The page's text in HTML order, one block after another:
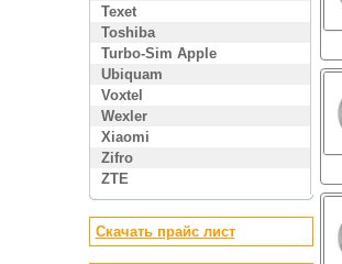
Texet
Toshiba
Turbo-Sim Apple
Ubiquam
Voxtel
Wexler
Xiaomi
Zifro
ZTE
Скачать прайс лист